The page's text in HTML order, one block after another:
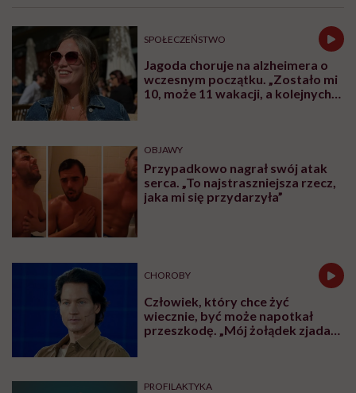
SPOŁECZEŃSTWO
Jagoda choruje na alzheimera o
wczesnym początku. „Zostało mi
10, może 11 wakacji, a kolejnych
OBJAWY
Przypadkowo nagrał swój atak
serca. „To najstraszniejsza rzecz,
jaka mi się przydarzyła”
CHOROBY
Człowiek, który chce żyć
wiecznie, być może napotkał
przeszkodę. „Mój żołądek zjada
PROFILAKTYKA